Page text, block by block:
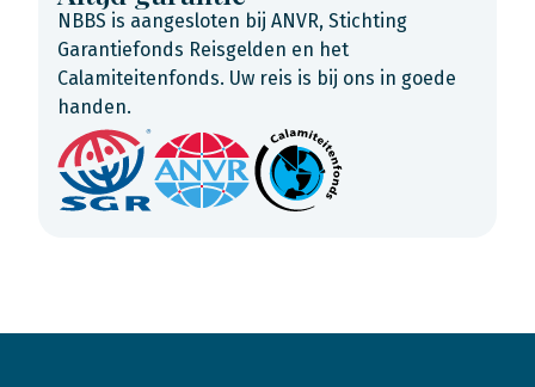
NBBS is aangesloten bij ANVR, Stichting
Garantiefonds Reisgelden en het
Calamiteitenfonds. Uw reis is bij ons in goede
handen.